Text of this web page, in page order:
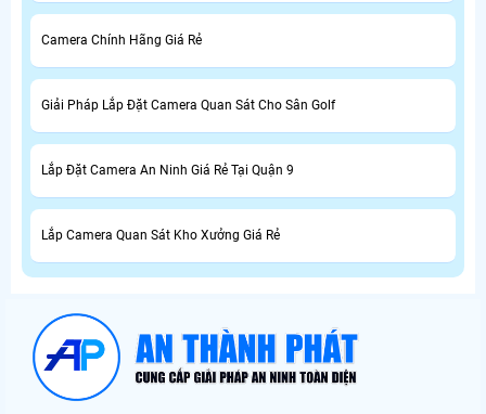
Camera Chính Hãng Giá Rẻ
Giải Pháp Lắp Đặt Camera Quan Sát Cho Sân Golf
Lắp Đặt Camera An Ninh Giá Rẻ Tại Quận 9
Lắp Camera Quan Sát Kho Xưởng Giá Rẻ